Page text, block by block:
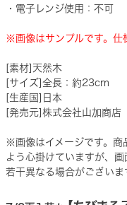
・電子レンジ使用：不可
※画像はサンプルです。仕
[素材]天然木
[サイズ]全長：約23cm
[生産国]日本
[発売元]株式会社山加商店
※画像はイメージです。商
よう心掛けていますが、
若干異なる場合がございま